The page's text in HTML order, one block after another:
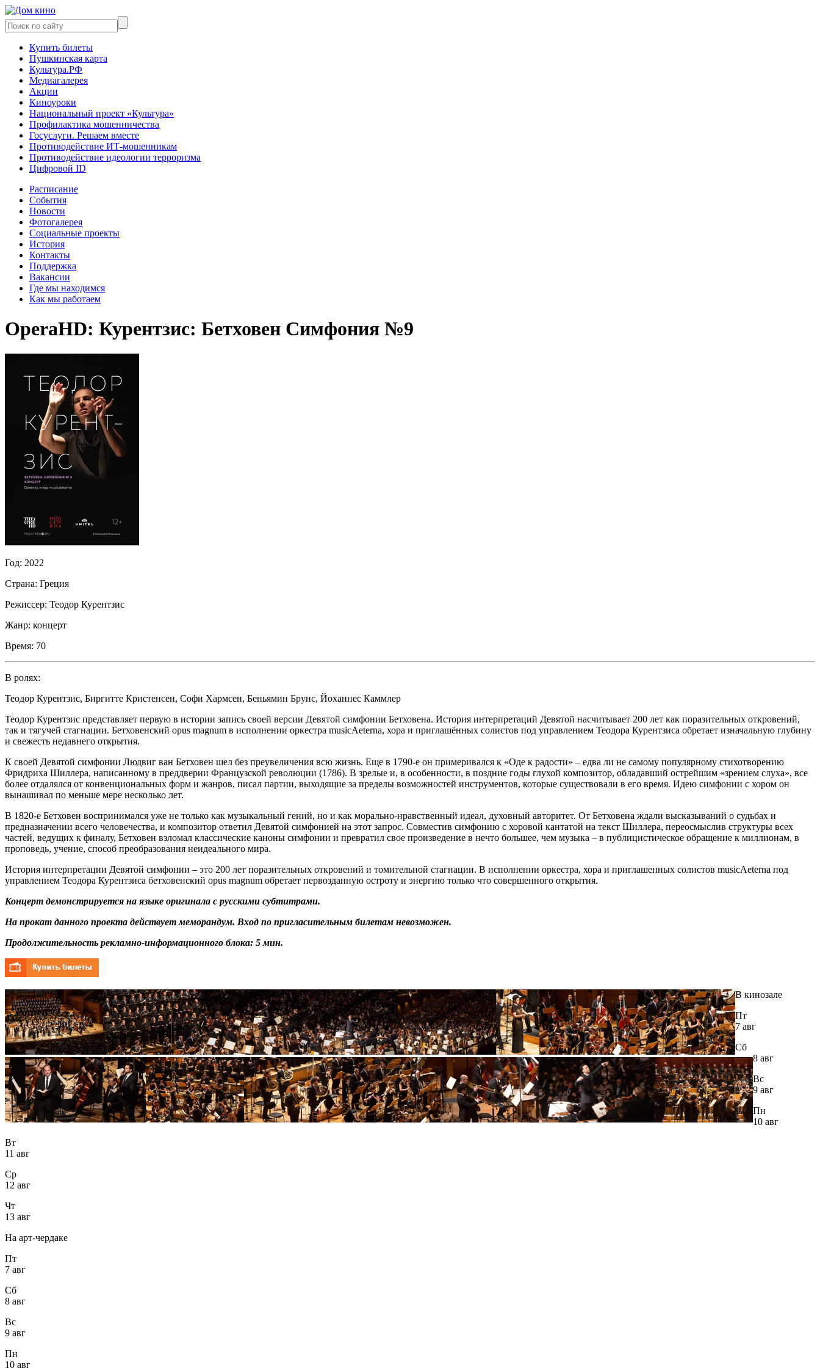
Купить билеты
Пушкинская карта
Культура.РФ
Медиагалерея
Акции
Киноуроки
Национальный проект «Культура»
Профилактика мошенничества
Госуслуги. Решаем вместе
Противодействие ИТ-мошенникам
Противодействие идеологии терроризма
Цифровой ID
Расписание
События
Новости
Фотогалерея
Социальные проекты
История
Контакты
Поддержка
Вакансии
Где мы находимся
Как мы работаем
OperaHD: Курентзис: Бетховен Симфония №9
Год: 2022
Страна: Греция
Режиссер: Теодор Курентзис
Жанр: концерт
Время: 70
В ролях:
Теодор Курентзис, Биргитте Кристенсен, Софи Хармсен, Беньямин Брунс, Йоханнес Каммлер
Теодор Курентзис представляет первую в истории запись своей версии Девятой симфонии Бетховена. История интерпретаций Девятой насчитывает 200 лет как поразительных откровений,
так и тягучей стагнации. Бетховенский opus magnum в исполнении оркестра musicAeterna, хора и приглашённых солистов под управлением Теодора Курентзиса обретает изначальную глубину
и свежесть недавнего открытия.
К своей Девятой симфонии Людвиг ван Бетховен шел без преувеличения всю жизнь. Еще в 1790-е он примеривался к «Оде к радости» – едва ли не самому популярному стихотворению
Фридриха Шиллера, написанному в преддверии Французской революции (1786). В зрелые и, в особенности, в поздние годы глухой композитор, обладавший острейшим «зрением слуха», все
более отдалялся от конвенциональных форм и жанров, писал партии, выходящие за пределы возможностей инструментов, которые существовали в его время. Идею симфонии с хором он
вынашивал по меньше мере несколько лет.
В 1820-е Бетховен воспринимался уже не только как музыкальный гений, но и как морально-нравственный идеал, духовный авторитет. От Бетховена ждали высказываний о судьбах и
предназначении всего человечества, и композитор ответил Девятой симфонией на этот запрос. Совместив симфонию с хоровой кантатой на текст Шиллера, переосмыслив структуры всех
частей, ведущих к финалу, Бетховен взломал классические каноны симфонии и превратил свое произведение в нечто большее, чем музыка – в публицистическое обращение к миллионам, в
проповедь, учение, способ преобразования неидеального мира.
История интерпретации Девятой симфонии – это 200 лет поразительных откровений и томительной стагнации. В исполнении оркестра, хора и приглашенных солистов musicAeterna под
управлением Теодора Курентзиса бетховенский opus magnum обретает первозданную остроту и энергию только что совершенного открытия.
Концерт демонстрируется на языке оригинала с русскими субтитрами.
На прокат данного проекта действует меморандум. Вход по пригласительным билетам невозможен.
Продолжительность рекламно-информационного блока: 5мин.
В кинозале
Пт
7 авг
Сб
8 авг
Вс
9 авг
Пн
10 авг
Вт
11 авг
Ср
12 авг
Чт
13 авг
На арт-чердаке
Пт
7 авг
Сб
8 авг
Вс
9 авг
Пн
10 авг